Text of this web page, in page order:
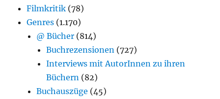
Filmkritik (78)
Genres (1.170)
@ Bücher (814)
Buchrezensionen (727)
Interviews mit AutorInnen zu ihren
Büchern (82)
Buchauszüge (45)